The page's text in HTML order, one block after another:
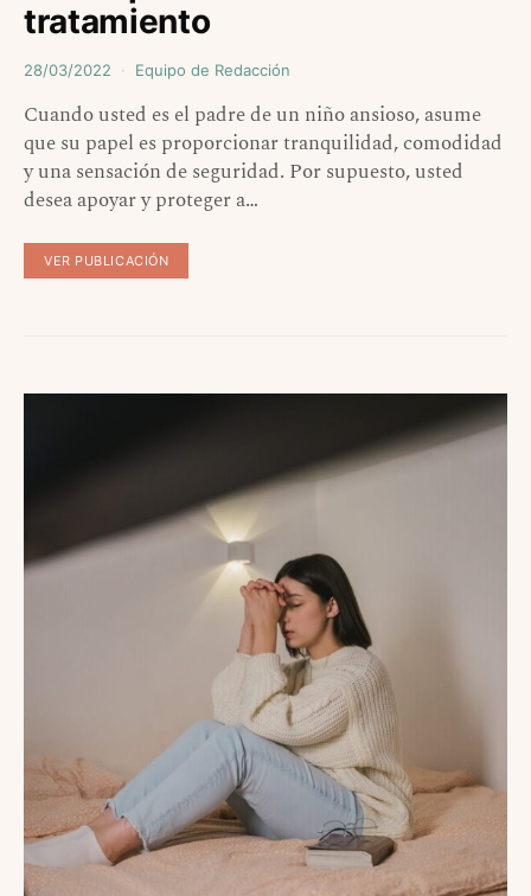
tratamiento
28/03/2022 Equipo de Redacción
Cuando usted es el padre de un niño ansioso, asume
que su papel es proporcionar tranquilidad, comodidad
y una sensación de seguridad. Por supuesto, usted
desea apoyar y proteger a…
VER PUBLICACIÓN